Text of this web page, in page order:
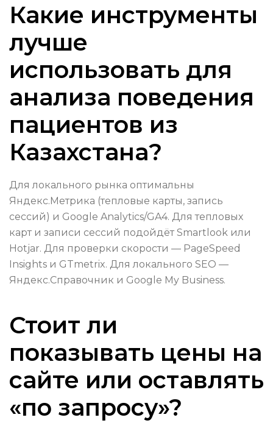
Какие инструменты
лучше
использовать для
анализа поведения
пациентов из
Казахстана?
Для локального рынка оптимальны
Яндекс.Метрика (тепловые карты, запись
сессий) и Google Analytics/GA4. Для тепловых
карт и записи сессий подойдёт Smartlook или
Hotjar. Для проверки скорости — PageSpeed
Insights и GTmetrix. Для локального SEO —
Яндекс.Справочник и Google My Business.
Стоит ли
показывать цены на
сайте или оставлять
«по запросу»?